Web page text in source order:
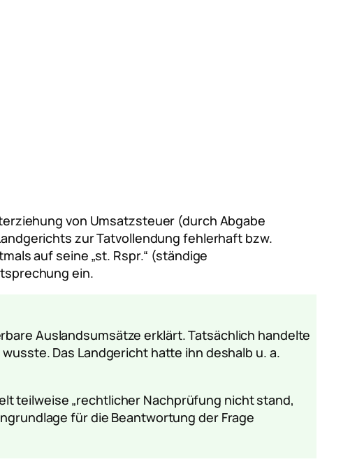
von Umsatzsteuer (durch Abgabe
zur Tatvollendung fehlerhaft bzw.
auf seine „st. Rspr.“ (ständige
ein.
Auslandsumsätze erklärt. Tatsächlich handelte
Das Landgericht hatte ihn deshalb u. a.
teilweise „rechtlicher Nachprüfung nicht stand,
für die Beantwortung der Frage